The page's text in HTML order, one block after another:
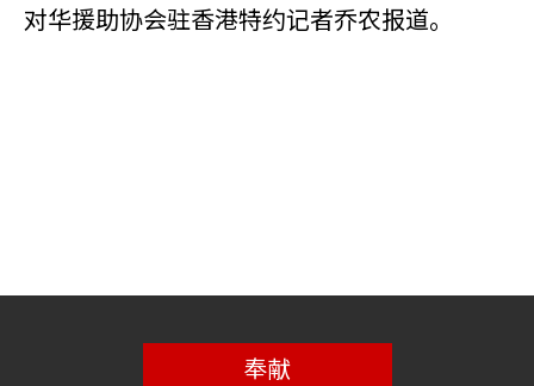
对华援助协会驻香港特约记者乔农报道。
奉献